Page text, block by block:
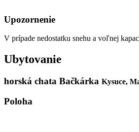
Upozornenie
V prípade nedostatku snehu a voľnej
Ubytovanie
horská chata Bačkárka Kysuce,
Poloha